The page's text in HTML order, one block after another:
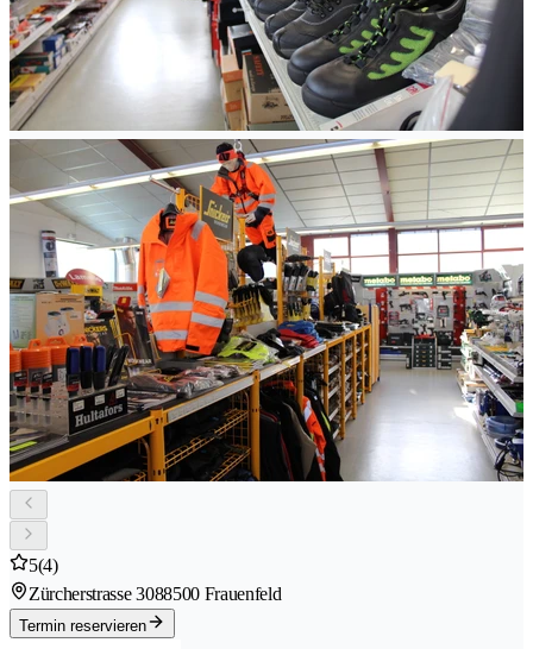
5(4)
Zürcherstrasse 3088500 Frauenfeld
Termin reservieren